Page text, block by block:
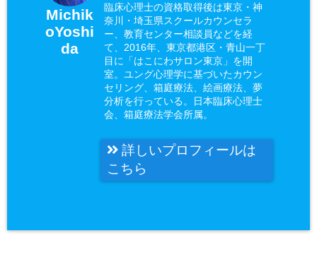
Michik
oYoshi
da
臨床心理士の資格取得後は東京・神
奈川・埼玉県スクールカウンセラ
ー、教育センター相談員などを経
て、2016年、東京都港区・青山一丁
目に「はこにわサロン東京」を開
室。ユング心理学に基づいたカウン
セリング、箱庭療法、絵画療法、夢
分析を行っている。日本臨床心理士
会、箱庭療法学会所属。
詳しいプロフィールは
こちら